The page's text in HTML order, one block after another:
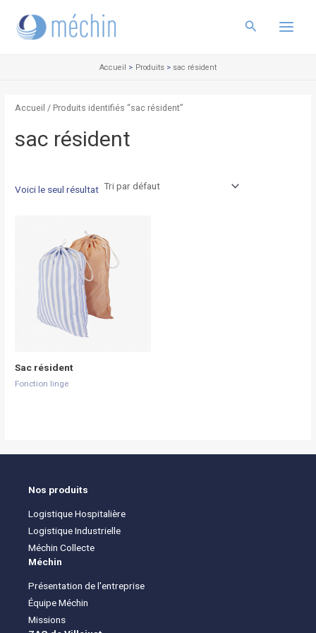
contenu
Rechercher
Menu
Accueil Produits sac résident
Accueil / Produits identifiés “sac résident”
sac résident
Voici le seul résultat
Sac résident
Fonction linge
Nos produits
Logistique Hospitalière
Logistique Industrielle
Méchin Collecte
Méchin
Présentation de l'entreprise
Équipe Méchin
Missions